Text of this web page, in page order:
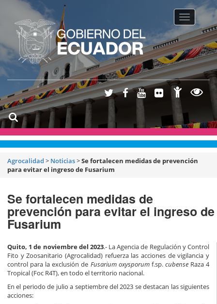
Toggle
Agrocalidad > Noticias>Se fortalecen medidas de prevención
para evitar el ingreso de Fusarium
Se fortalecen medidas de
prevención para evitar el ingreso de
Fusarium
Quito, 1 de noviembre del 2023.- La Agencia de Regulación y Control
Fito y Zoosanitario (Agrocalidad) refuerza las acciones de vigilancia y
control para la exclusión de Fusarium oxysporumf.sp. cubenseRaza 4
Tropical (Foc R4T), en todo el territorio nacional.
En el periodo de julio a septiembre del 2023 se destacan las siguientes
acciones: